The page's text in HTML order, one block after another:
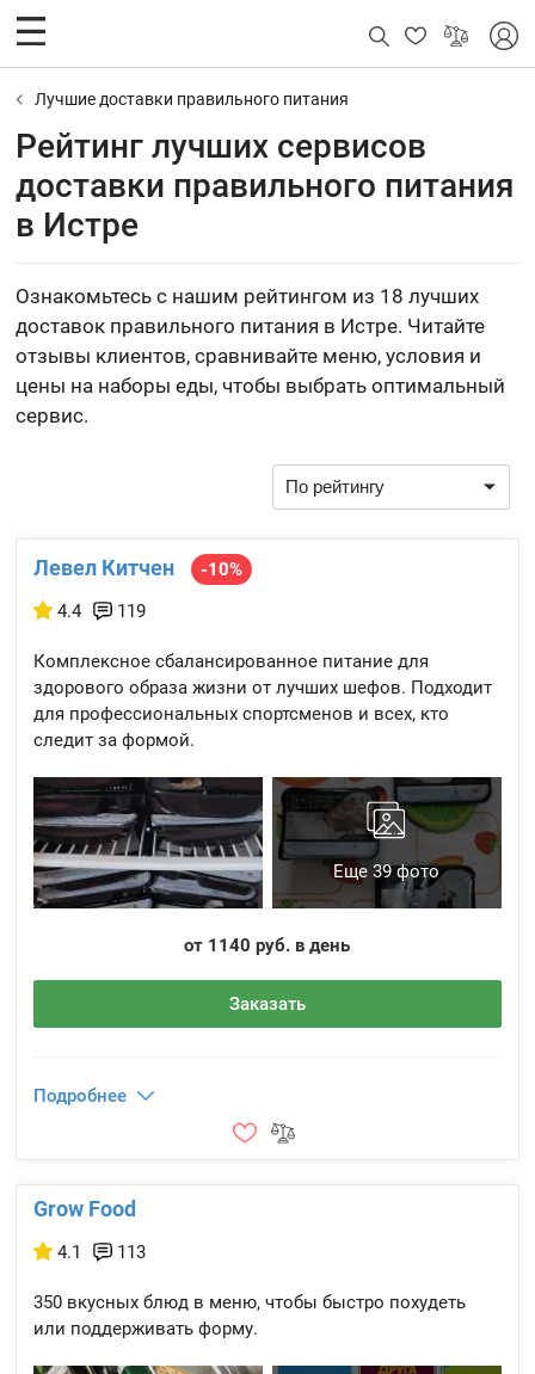
Лучшие доставки правильного питания
Рейтинг лучших сервисов
доставки правильного питания
в Истре
Ознакомьтесь с нашим рейтингом из 18 лучших
доставок правильного питания в Истре. Читайте
отзывы клиентов, сравнивайте меню, условия и
цены на наборы еды, чтобы выбрать оптимальный
сервис.
Левел Китчен
-10%
4.4
119
Комплексное сбалансированное питание для
здорового образа жизни от лучших шефов. Подходит
для профессиональных спортсменов и всех, кто
следит за формой.
Еще 39 фото
от 1140 руб. в день
Заказать
Подробнее
Grow Food
4.1 113
350 вкусных блюд в меню, чтобы быстро похудеть
или поддерживать форму.